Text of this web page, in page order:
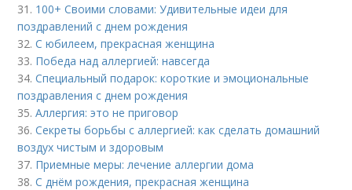
31. 100+ Своими словами: Удивительные идеи для
поздравлений с днем рождения
32.С юбилеем, прекрасная женщина
33. Победа над аллергией: навсегда
34.Специальный подарок: короткие и эмоциональные
поздравления с днем рождения
35.Аллергия: это не приговор
36.Секреты борьбы с аллергией: как сделать домашний
воздух чистым и здоровым
37. Приемные меры: лечение аллергии дома
38.С днём рождения, прекрасная женщина